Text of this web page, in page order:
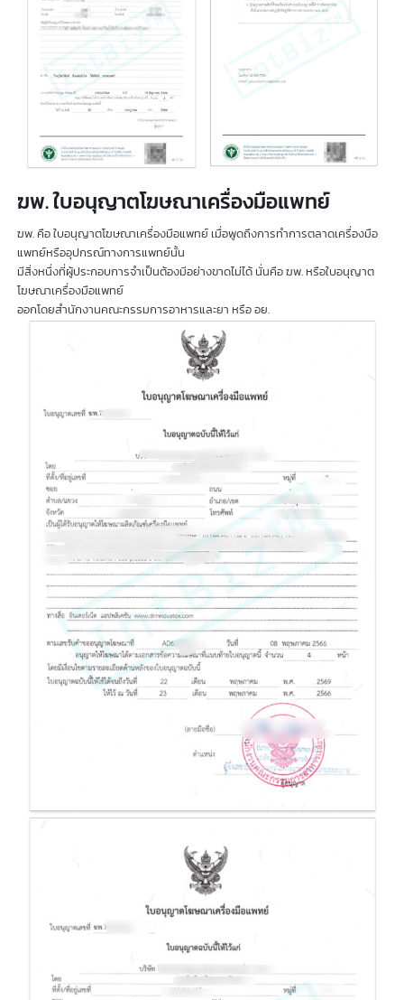
ฆพ. ใบอนุญาตโฆษณาเครื่องมือแพทย์
ฆพ. คือ ใบอนุญาตโฆษณาเครื่องมือแพทย์ เมื่อพูดถึงการทำการตลาดเครื่องมือ
แพทย์หรืออุปกรณ์ทางการแพทย์นั้น
มีสิ่งหนึ่งที่ผู้ประกอบการจำเป็นต้องมีอย่างขาดไม่ได้ นั่นคือ ฆพ. หรือใบอนุญาต
ออกโดยสำนักงานคณะกรรมการอาหารและยา หรือ อย.